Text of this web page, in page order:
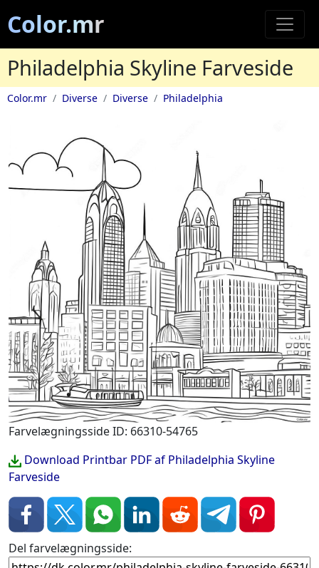
Color.mr
Philadelphia Skyline Farveside
Color.mr Diverse Diverse Philadelphia
Farvelægningsside ID: 66310-54765
Download Printbar PDF af Philadelphia Skyline
Farveside
Del farvelægningsside: